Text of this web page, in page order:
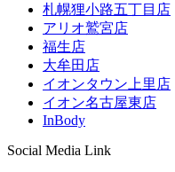
札幌狸小路五丁目店
アリオ鷲宮店
福生店
大牟田店
イオンタウン上里店
イオン名古屋東店
InBody
Social Media Link